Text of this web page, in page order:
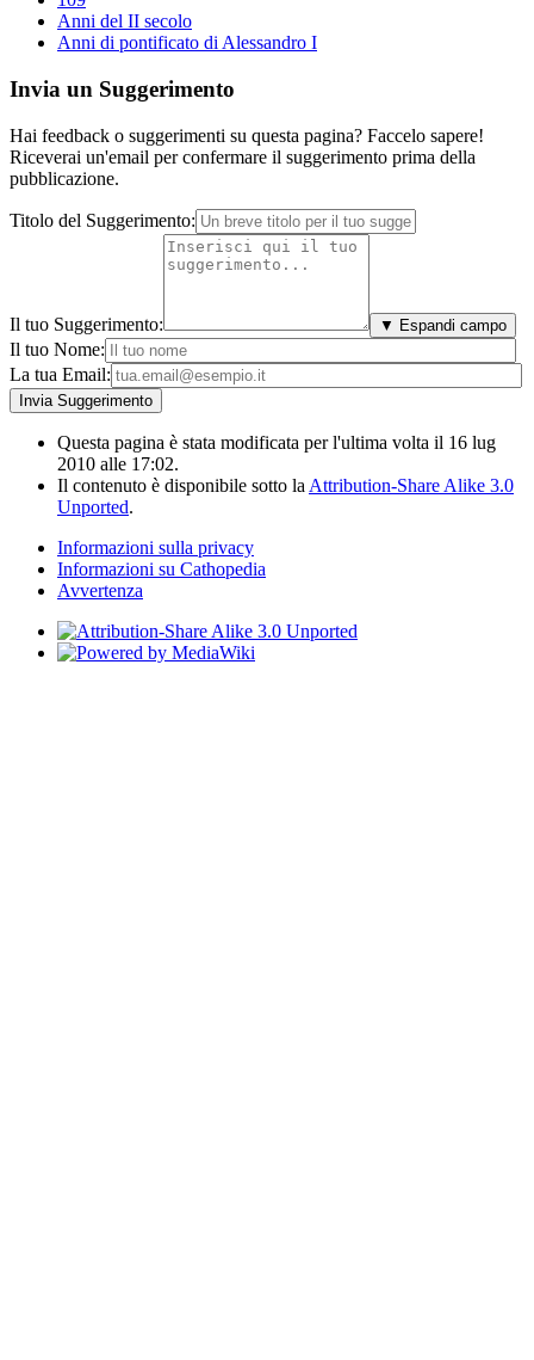
Anni del II secolo
Anni di pontificato di Alessandro I
Invia un Suggerimento
Hai feedback o suggerimenti su questa pagina? Faccelo sapere!
Riceverai un'email per confermare il suggerimento prima della
pubblicazione.
Titolo del Suggerimento:
Il tuo Suggerimento: ▼ Espandi campo
Il tuo Nome:
La tua Email:
Questa pagina è stata modificata per l'ultima volta il 16 lug
2010 alle 17:02.
Il contenuto è disponibile sotto la Attribution-Share Alike 3.0
Unported.
Informazioni sulla privacy
Informazioni su Cathopedia
Avvertenza